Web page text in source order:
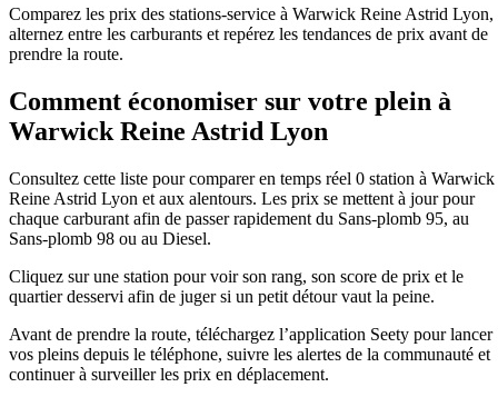
Comparez les prix des stations-service à Warwick Reine Astrid Lyon,
alternez entre les carburants et repérez les tendances de prix avant de
prendre la route.
Comment économiser sur votre plein à
Warwick Reine Astrid Lyon
Consultez cette liste pour comparer en temps réel 0 station à Warwick
Reine Astrid Lyon et aux alentours. Les prix se mettent à jour pour
chaque carburant afin de passer rapidement du Sans-plomb 95, au
Sans-plomb 98 ou au Diesel.
Cliquez sur une station pour voir son rang, son score de prix et le
quartier desservi afin de juger si un petit détour vaut la peine.
Avant de prendre la route, téléchargez l’application Seety pour lancer
vos pleins depuis le téléphone, suivre les alertes de la communauté et
continuer à surveiller les prix en déplacement.